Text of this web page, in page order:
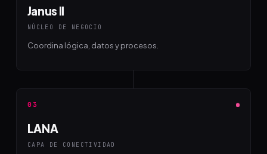
Janus II
NÚCLEO DE NEGOCIO
Coordina lógica, datos y procesos.
03
LANA
CAPA DE CONECTIVIDAD